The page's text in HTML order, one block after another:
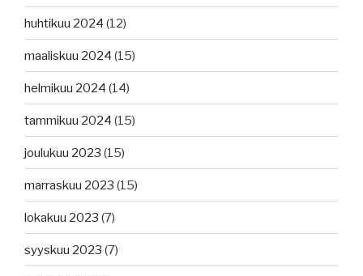
huhtikuu 2024 (12)
maaliskuu 2024 (15)
helmikuu 2024 (14)
tammikuu 2024 (15)
joulukuu 2023 (15)
marraskuu 2023 (15)
lokakuu 2023 (7)
syyskuu 2023 (7)